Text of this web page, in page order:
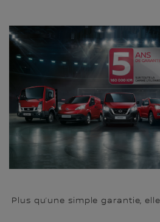
Plus qu’une simple garantie,